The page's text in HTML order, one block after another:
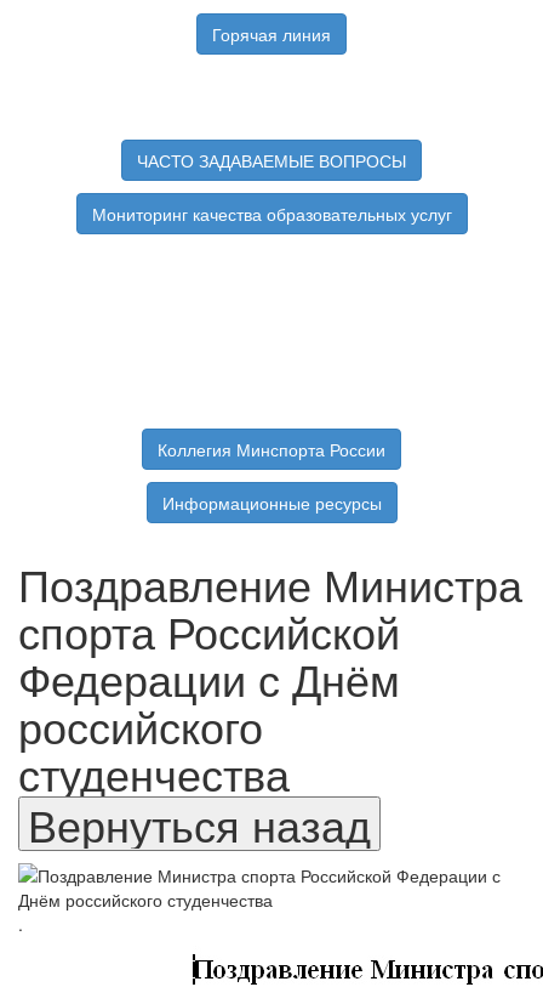
Горячая линия
ЧАСТО ЗАДАВАЕМЫЕ ВОПРОСЫ
Мониторинг качества образовательных услуг
Коллегия Минспорта России
Информационные ресурсы
Поздравление Министра
спорта Российской
Федерации с Днём
российского
студенчества
.